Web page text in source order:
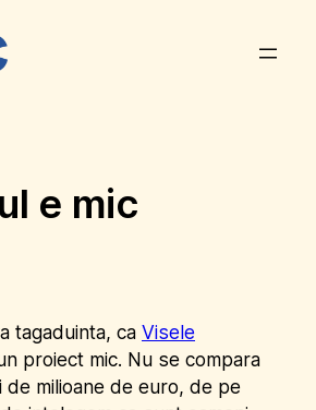
e mic
tagaduinta, ca Visele
proiect mic. Nu se compara
de milioane de euro, de pe